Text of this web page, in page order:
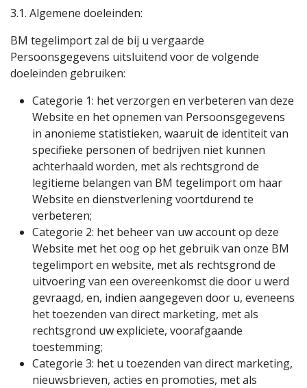
3.1. Algemene doeleinden:
BM tegelimport zal de bij u vergaarde
Persoonsgegevens uitsluitend voor de volgende
doeleinden gebruiken:
Categorie 1: het verzorgen en verbeteren van deze
Website en het opnemen van Persoonsgegevens
in anonieme statistieken, waaruit de identiteit van
specifieke personen of bedrijven niet kunnen
achterhaald worden, met als rechtsgrond de
legitieme belangen van BM tegelimport om haar
Website en dienstverlening voortdurend te
verbeteren;
Categorie 2: het beheer van uw account op deze
Website met het oog op het gebruik van onze BM
tegelimport en website, met als rechtsgrond de
uitvoering van een overeenkomst die door u werd
gevraagd, en, indien aangegeven door u, eveneens
het toezenden van direct marketing, met als
rechtsgrond uw expliciete, voorafgaande
toestemming;
Categorie 3: het u toezenden van direct marketing,
nieuwsbrieven, acties en promoties, met als